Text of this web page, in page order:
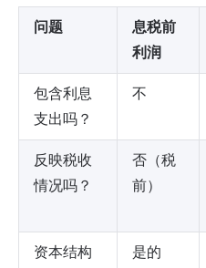
问题
息税前
利润
包含利息
支出吗？
不
反映税收
情况吗？
否（税
前）
资本结构
是的